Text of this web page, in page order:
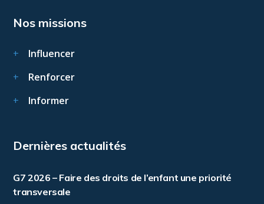
Nos missions
Influencer
Renforcer
Informer
Dernières actualités
G7 2026 – Faire des droits de l’enfant une priorité
transversale